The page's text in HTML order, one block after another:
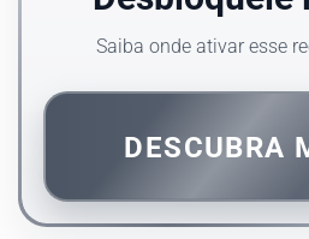
Saiba onde ativar esse
DESCUBRA